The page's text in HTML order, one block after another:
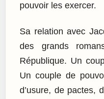
pouvoir les exercer.
Sa relation avec
des grands
République. Un
Un couple de
d’usure, de pactes,